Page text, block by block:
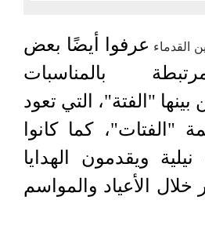
القدماء عرفوا أيضًا بعض
بالمناسبات
بينها "الفتة"، التي تعود
"الفتات"، كما كانوا
ويقدمون الهدايا
خلال الأعياد والمواسم